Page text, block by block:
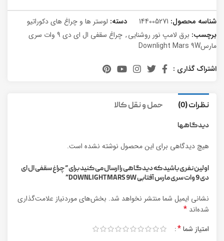
شناسه محصول: 144005271 دسته: لوستر ها و چراغ های دکوراتیو
برچسب: برق لامپ نور روشنایی,
چراغ سقفی ال ای دی 9 وات سری
مارسDownlight Mars 9W
اشتراک گذاری :
نظرات (0) حمل و نقل کالا
دیدگاهها
هیچ دیدگاهی برای این محصول نوشته نشده است.
اولین نفری باشید که دیدگاهی را ارسال می کنید برای “چراغ سقفی ال ای
دی 9 وات سری مارس آفتابی DOWNLIGHT MARS 9W”
نشانی ایمیل شما منتشر نخواهد شد. بخش‌های موردنیاز علامت‌گذاری
شده‌اند *
امتیاز شما*